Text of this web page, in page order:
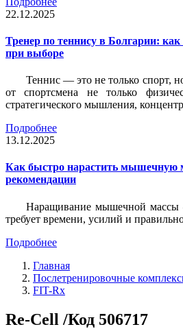
22.12.2025
Тренер по теннису в Болгарии:
при выборе
Теннис — это не только спорт,
от спортсмена не только
стратегического мышления,
Подробнее
13.12.2025
Как быстро нарастить мышечную
рекомендации
Наращивание мышечной массы
требует времени, усилий и
Подробнее
Главная
Послетренировочные
FIT-Rx
Re-Cell /Код 506717